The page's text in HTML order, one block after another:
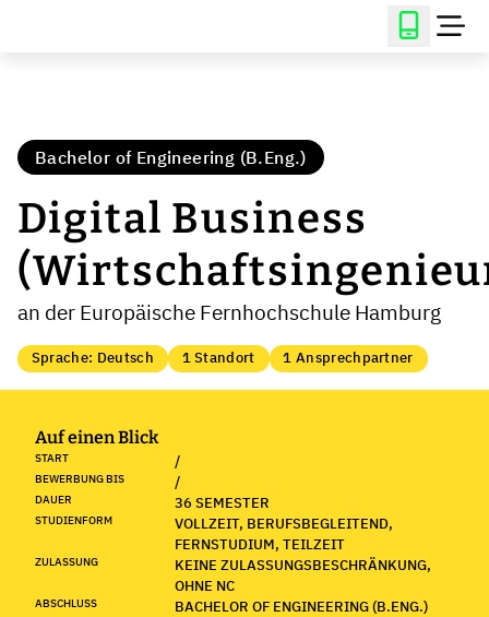
Bachelor of Engineering (B.Eng.)
Digital Business
an der Europäische Fernhochschule Hamburg
Sprache: Deutsch 1 Standort 1 Ansprechpartner
Auf einen Blick
START /
BEWERBUNG BIS /
DAUER 36 SEMESTER
STUDIENFORM
VOLLZEIT, BERUFSBEGLEITEND,
FERNSTUDIUM, TEILZEIT
ZULASSUNG
KEINE ZULASSUNGSBESCHRÄNKUNG,
OHNE NC
ABSCHLUSS BACHELOR OF ENGINEERING (B.ENG.)